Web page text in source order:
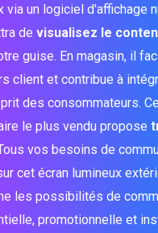
via un logiciel d'affichage
de visualisez le
guise. En magasin, il
client et contribue à
des consommateurs.
le plus vendu propose
vos besoins de
cet écran lumineux
les possibilités de
promotionnelle et